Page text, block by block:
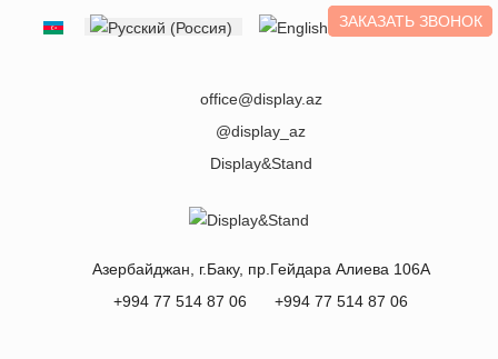
Выберите язык ЗАКАЗАТЬ ЗВОНОК
office@display.az
@display_az
Display&Stand
Азербайджан , г.Баку, пр.Гейдара Алиева 106А
+994 77 514 87 06
+994 77 514 87 06